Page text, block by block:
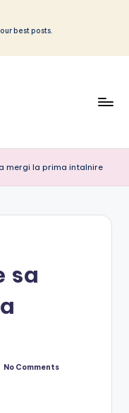
best posts.
mergi la prima intalnire
sa
No Comments